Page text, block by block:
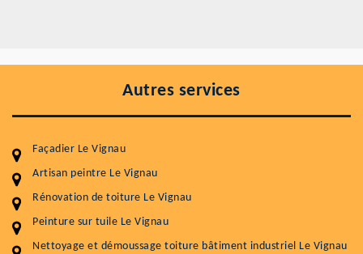
Autres services
Façadier Le Vignau
Artisan peintre Le Vignau
Rénovation de toiture Le Vignau
Peinture sur tuile Le Vignau
Nettoyage et démoussage toiture bâtiment industriel Le Vignau
Entretenir votre toiture, c'est préserver sa
durabilité